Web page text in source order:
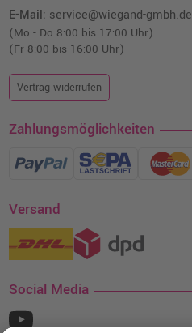
E-Mail: service@wiegand-gmbh.de
(Mo - Do 8:00 bis 17:00 Uhr)
(Fr 8:00 bis 16:00 Uhr)
Vertrag widerrufen
Zahlungsmöglichkeiten
Versand
Social Media